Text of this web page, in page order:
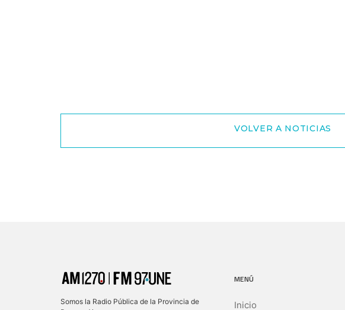
VOLVER A NOTICIAS
Somos la Radio Pública de la Provincia de
MENÚ
Inicio